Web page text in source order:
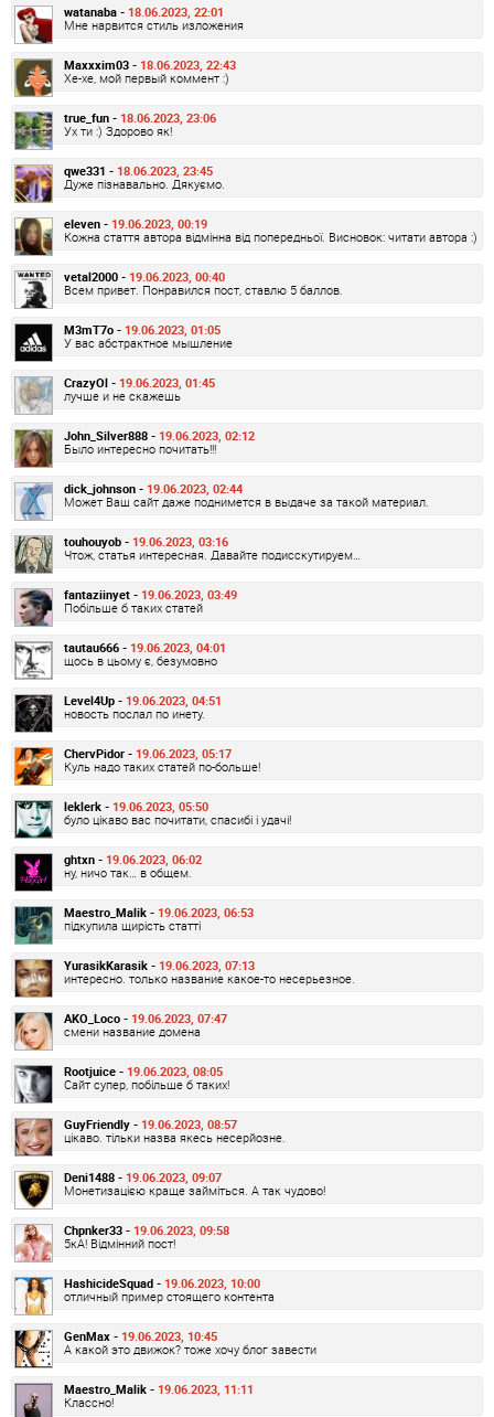
watanaba - 18.06.2023, 22:01
Мне нарвится стиль изложения
Maxxxim03 - 18.06.2023, 22:43
Хе-хе, мой первый коммент :)
true_fun - 18.06.2023, 23:06
Ух ти :) Здорово як!
qwe331 - 18.06.2023, 23:45
Дуже пізнавально. Дякуємо.
eIeven - 19.06.2023, 00:19
Кожна стаття автора відмінна від попередньої. Висновок: читати автора :)
vetal2000 - 19.06.2023, 00:40
Всем привет. Понравился пост, ставлю 5 баллов.
M3mT7o - 19.06.2023, 01:05
У вас абстрактное мышление
CrazyOl - 19.06.2023, 01:45
лучше и не скажешь
John_Silver888 - 19.06.2023, 02:12
Было интересно почитать!!!
dick_johnson - 19.06.2023, 02:44
Может Ваш сайт даже поднимется в выдаче за такой материал.
touhouyob - 19.06.2023, 03:16
Чтож, статья интересная. Давайте подисскутируем…
fantaziinyet - 19.06.2023, 03:49
Побільше б таких статей
tautau666 - 19.06.2023, 04:01
щось в цьому є, безумовно
Level4Up - 19.06.2023, 04:51
новость послал по инету.
ChervPidor - 19.06.2023, 05:17
Куль надо таких статей по-больше!
leklerk - 19.06.2023, 05:50
було цікаво вас почитати, спасибі і удачі!
ghtxn - 19.06.2023, 06:02
ну, ничо так… в общем.
Maestro_Malik - 19.06.2023, 06:53
підкупила щирість статті
YurasikKarasik - 19.06.2023, 07:13
интересно. только название какое-то несерьезное.
AKO_Loco - 19.06.2023, 07:47
смени название домена
Rootjuice - 19.06.2023, 08:05
Сайт супер, побільше б таких!
GuyFriendly - 19.06.2023, 08:57
цікаво. тільки назва якесь несерйозне.
Deni1488 - 19.06.2023, 09:07
Монетизацією краще займіться. А так чудово!
Chpnker33 - 19.06.2023, 09:58
5кА! Відмінний пост!
HashicideSquad - 19.06.2023, 10:00
отличный пример стоящего контента
GenMax - 19.06.2023, 10:45
А какой это движок? тоже хочу блог завести
Maestro_Malik - 19.06.2023, 11:11
Классно!